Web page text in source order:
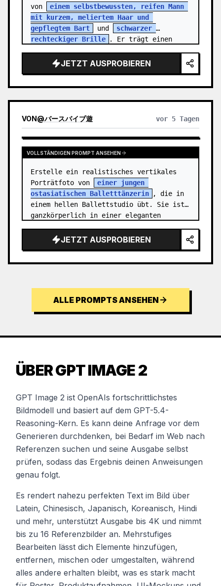
von
einem selbstbewussten, reifen Mann
mit kurzem, meliertem Haar und
gepflegtem Bart
und
schwarzer
rechteckiger Brille
. Er trägt einen
JETZT AUSPROBIEREN
VON@バースバイブ遊 vor 5 Tagen
VOLLSTÄNDIGEN PROMPT ANSEHEN
Erstelle ein realistisches vertikales
Porträtfoto von
einer jungen
ostasiatischen Balletttänzerin
, die in
einem hellen Ballettstudio übt. Sie ist
ganzkörperlich in einer eleganten
JETZT AUSPROBIEREN
ALLE PROMPTS ANSEHEN
ÜBER GPT IMAGE 2
GPT Image 2 ist OpenAIs fortschrittlichstes
Bildmodell und basiert auf dem GPT-5.4-
Reasoning-Kern. Es kann deine Anfrage vor dem
Generieren durchdenken, bei Bedarf im Web nach
Referenzen suchen und seine Ausgabe selbst
prüfen, sodass das Ergebnis deinen Anweisungen
genau folgt.
Es rendert nahezu perfekten Text im Bild über
Latein, Chinesisch, Japanisch, Koreanisch, Hindi
und mehr, unterstützt Ausgabe bis 4K und nimmt
bis zu 16 Referenzbilder an. Mehrstufiges
Bearbeiten lässt dich Elemente hinzufügen,
entfernen, mischen oder umgestalten, während
alles andere erhalten bleibt, was es stark macht